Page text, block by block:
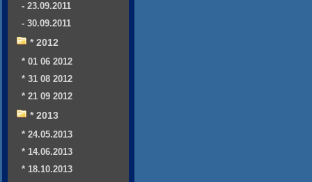
- 23.09.2011
- 30.09.2011
* 2012
* 01 06 2012
* 31 08 2012
* 21 09 2012
* 2013
* 24.05.2013
* 14.06.2013
* 18.10.2013